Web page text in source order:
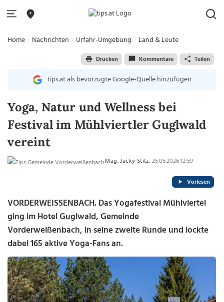
Home Nachrichten Urfahr-Umgebung Land & Leute
Drucken Kommentare Teilen
tips.at als bevorzugte Google-Quelle hinzufügen
Yoga, Natur und Wellness bei
Festival im Mühlviertler Guglwald
vereint
Mag. Jacky Stitz, 25.05.2026 12:59
Vorlesen
VORDERWEISSENBACH. Das Yogafestival Mühlviertel
ging im Hotel Guglwald, Gemeinde
Vorderweißenbach, in seine zweite Runde und lockte
dabei 165 aktive Yoga-Fans an.